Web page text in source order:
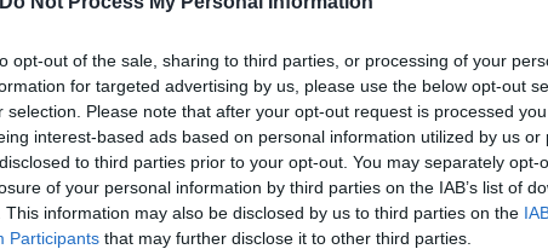
opt-out of the sale, sharing to third parties, or processing of your
for targeted advertising by us, please use the below opt-out
selection. Please note that after your opt-out request is processed
interest-based ads based on personal information utilized by us or
to third parties prior to your opt-out. You may separately opt-
of your personal information by third parties on the IAB’s list of
This information may also be disclosed by us to third parties on the
Participants that may further disclose it to other third parties.
Ήντεν και Φρανσουά Μιττεράν.